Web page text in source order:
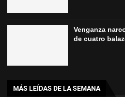
Venganza
de cuatro
MÁS LEÍDAS DE LA SEMANA